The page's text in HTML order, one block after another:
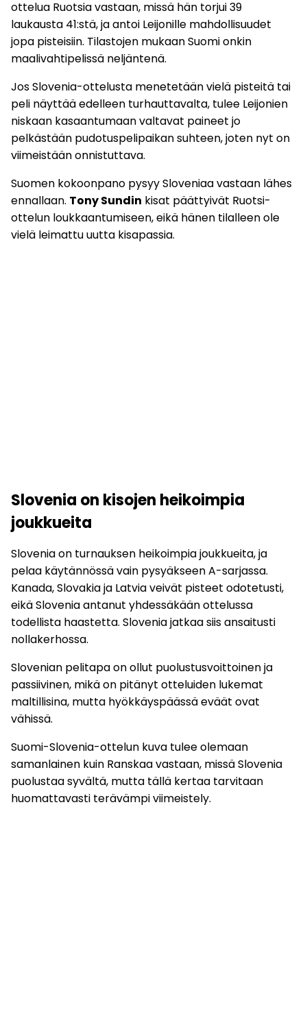
ottelua Ruotsia vastaan, missä hän torjui 39
laukausta 41:stä, ja antoi Leijonille mahdollisuudet
jopa pisteisiin. Tilastojen mukaan Suomi onkin
maalivahtipelissä neljäntenä.
Jos Slovenia-ottelusta menetetään vielä pisteitä tai
peli näyttää edelleen turhauttavalta, tulee Leijonien
niskaan kasaantumaan valtavat paineet jo
pelkästään pudotuspelipaikan suhteen, joten nyt on
viimeistään onnistuttava.
Suomen kokoonpano pysyy Sloveniaa vastaan lähes
ennallaan. Tony Sundin kisat päättyivät Ruotsi-
ottelun loukkaantumiseen, eikä hänen tilalleen ole
vielä leimattu uutta kisapassia.
Slovenia on kisojen heikoimpia
joukkueita
Slovenia on turnauksen heikoimpia joukkueita, ja
pelaa käytännössä vain pysyäkseen A-sarjassa.
Kanada, Slovakia ja Latvia veivät pisteet odotetusti,
eikä Slovenia antanut yhdessäkään ottelussa
todellista haastetta. Slovenia jatkaa siis ansaitusti
nollakerhossa.
Slovenian pelitapa on ollut puolustusvoittoinen ja
passiivinen, mikä on pitänyt otteluiden lukemat
maltillisina, mutta hyökkäyspäässä eväät ovat
vähissä.
Suomi-Slovenia-ottelun kuva tulee olemaan
samanlainen kuin Ranskaa vastaan, missä Slovenia
puolustaa syvältä, mutta tällä kertaa tarvitaan
huomattavasti terävämpi viimeistely.